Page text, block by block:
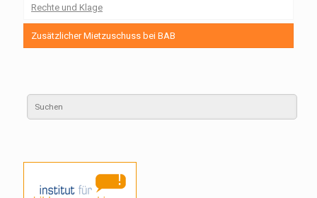
Rechte und Klage
Zusätzlicher Mietzuschuss bei BAB